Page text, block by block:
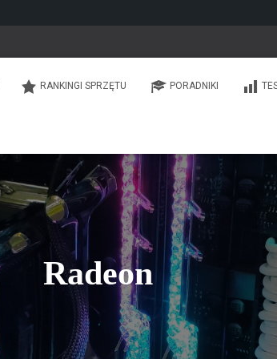
RANKINGI SPRZĘTU PORADNIKI
Radeon